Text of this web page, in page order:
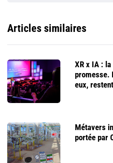
Articles similaires
XR x IA :
promesse.
eux,
Métavers
portée par